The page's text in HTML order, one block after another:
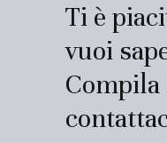
Ti è
vuoi